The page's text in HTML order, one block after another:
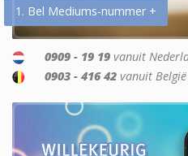
1. Bel Mediums-nummer +
0909 - 19 19 vanuit
0903 - 416 42 vanuit België